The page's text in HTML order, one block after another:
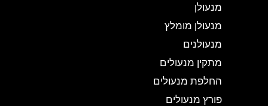
מנעולן
מנעולן מומלץ
מנעולנים
מתקין מנעולים
החלפת מנעולים
פורץ מנעולים